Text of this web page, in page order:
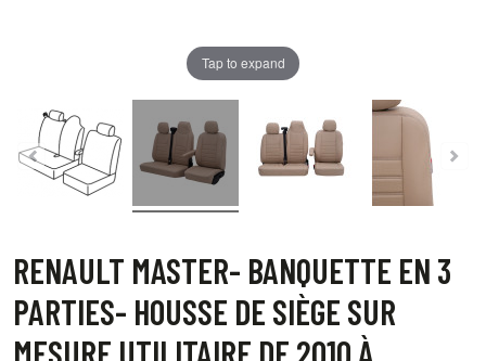
Tap to expand
RENAULT MASTER- BANQUETTE EN 3
PARTIES- HOUSSE DE SIÈGE SUR
MESURE UTILITAIRE DE 2010 À